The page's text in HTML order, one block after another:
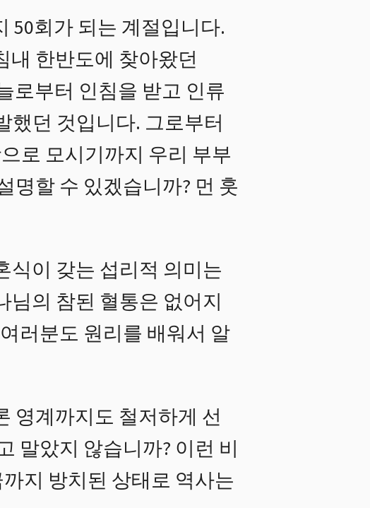
50회가 되는 계절입니다.
내 한반도에 찾아왔던
로부터 인침을 받고 인류
했던 것입니다. 그로부터
로 모시기까지 우리 부부
명할 수 있겠습니까? 먼 훗
식이 갖는 섭리적 의미는
의 참된 혈통은 없어지
러분도 원리를 배워서 알
영계까지도 철저하게 선
말았지 않습니까? 이런 비
지 방치된 상태로 역사는